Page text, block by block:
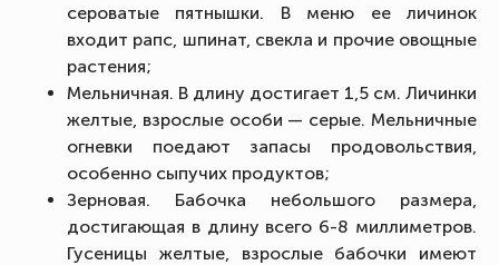
сероватые пятнышки. В меню ее личинок
входит рапс, шпинат, свекла и прочие овощные
растения;
Мельничная. В длину достигает 1,5 см. Личинки
желтые, взрослые особи — серые. Мельничные
огневки поедают запасы продовольствия,
особенно сыпучих продуктов;
Зерновая. Бабочка небольшого размера,
достигающая в длину всего 6-8 миллиметров.
Гусеницы желтые, взрослые бабочки имеют